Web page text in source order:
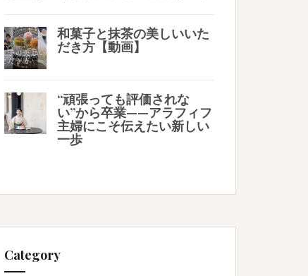
和菓子と抹茶の美しいいた
だき方【動画】
“頑張っても評価されな
い”から卒業——アラフィフ
主婦にこそ伝えたい新しい
一歩
Category